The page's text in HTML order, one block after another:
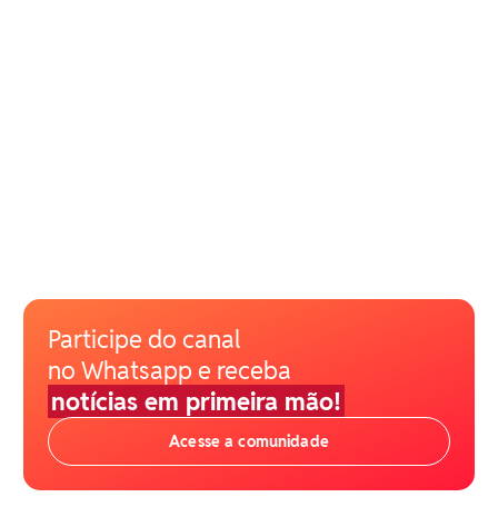
Participe do canal
no Whatsapp e receba
notícias em primeira mão!
Acesse a comunidade